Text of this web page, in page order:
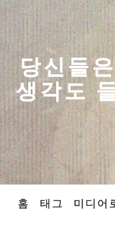
당신들
생각도
홈 태그 미디어